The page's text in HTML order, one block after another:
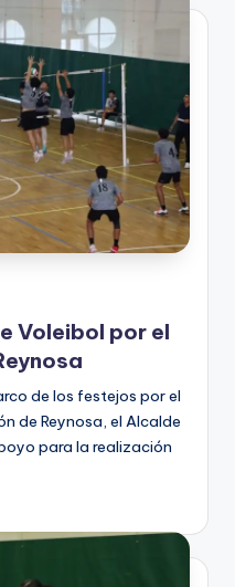
Voleibol por el
de los festejos por el
de Reynosa, el Alcalde
para la realización